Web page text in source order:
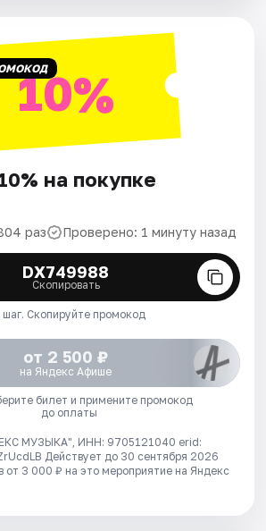
10%
на покупке
раз Проверено: 1 минуту назад
DX749988
Скопировать
шаг. Скопируйте промокод
от 2 500 ₽
на Яндекс Афише
билет и примените промокод
до оплаты
МУЗЫКА", ИНН: 9705121040 erid:
Действует до 30 сентября 2026
от 3 000 ₽ на это мероприятие на Яндекс